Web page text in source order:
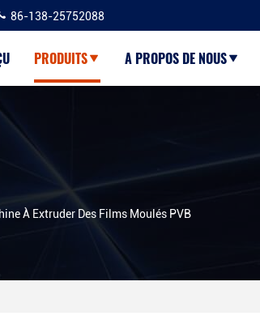
86-138-25752088
PRODUITS A PROPOS DE NOUS
À Extruder Des Films Moulés PVB